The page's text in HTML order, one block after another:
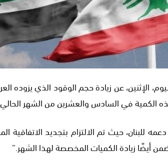
الإثنين، عن زيادة حجم الوقود الذي يزوده
للبنان، حيث تم الالتزام بتجديد الاتفاقية
أيضًا زيادة الكميات المخصصة لهذا الشهر.”